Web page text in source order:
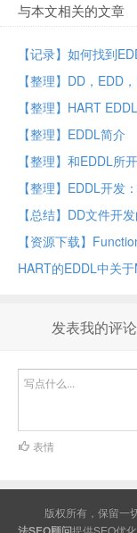
与本文相关的文章
【整理】DD，EDD
【整理】HART
【整理】EDDL简介
【整理】和EDDL所
【整理】EDDL开发
【总结】DD文件开
HART的EDDL中关
发表我的评论
表情
版权所有，保留一
提供SEO优